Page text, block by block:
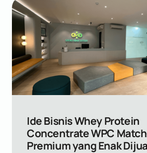
Ide Bisnis Whey Protein
Concentrate WPC
Premium yang Enak